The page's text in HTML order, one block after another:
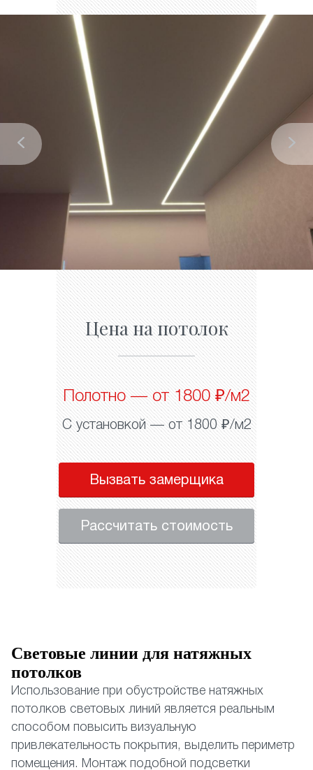
Цена на потолок
Полотно — от 1800 ₽/м2
С установкой — от 1800 ₽/м2
Вызвать замерщика
Рассчитать стоимость
Световые линии для натяжных
потолков
Использование при обустройстве натяжных
потолков световых линий является реальным
способом повысить визуальную
привлекательность покрытия, выделить периметр
помещения. Монтаж подобной подсветки